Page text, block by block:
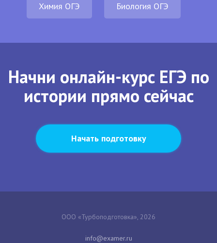
Химия ОГЭ Биология ОГЭ
Начни онлайн-курс ЕГЭ по
истории прямо сейчас
Начать подготовку
ООО «Турбоподготовка», 2026